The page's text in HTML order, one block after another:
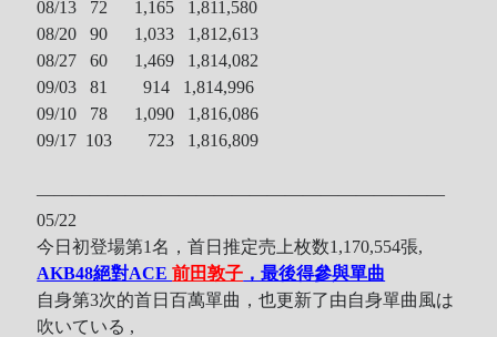
08/13 72 1,165 1,811,580
08/20 90 1,033 1,812,613
08/27 60 1,469 1,814,082
09/03 81 914 1,814,996
09/10 78 1,090 1,816,086
09/17 103 723 1,816,809
———————————————————————
05/22
今日初登場第1名，首日推定売上枚数1,170,554張,
AKB48絕對ACE前田敦子 ，最後得參與單曲
自身第3次的首日百萬單曲，也更新了由自身單曲風は
吹いている ,